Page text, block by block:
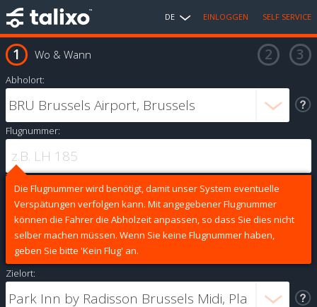
DE EINLOGGEN SELF SERVICE
Wo & Wann
Abholort:
Flugnummer:
Die Flugnummer wird benötigt, damit unser System eventuelle
Verspätungen verfolgen kann. Mit angegebener Flugnummer
können die Fahrer die Abholzeit anpassen, so dass Sie dies nicht
selber machen müssen. Wenn Sie keine Flugnummer haben,
geben Sie bitte 'Kein Flug' an.
Zielort: